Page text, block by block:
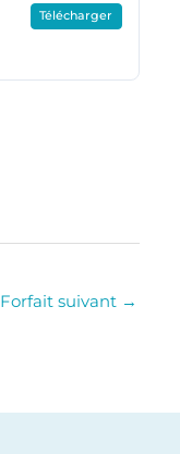
Télécharger
Forfait suivant →